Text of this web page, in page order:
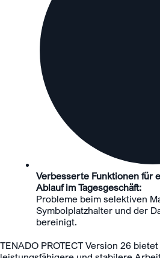
Verbesserte Funktionen für
Ablauf im Tagesgeschäft:
Probleme beim selektiven
Symbolplatzhalter und der
bereinigt.
TENADO PROTECT Version 26